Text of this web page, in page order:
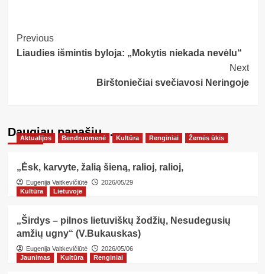
Post
Navigation
Previous
Liaudies išmintis byloja: „Mokytis niekada nevėlu“
Next
Birštoniečiai svečiavosi Neringoje
Daugiau panašių…
Aktualijos Bendruomenė Kultūra Renginiai Žemės ūkis
„Ėsk, karvyte, žalią šieną, ralioj, ralioj,
Eugenija Vaitkevičiūtė
2026/05/29
Kultūra
Lietuvoje
„Širdys – pilnos lietuviškų žodžių, Nesudegusių
amžių ugny“ (V.Bukauskas)
Eugenija Vaitkevičiūtė
2026/05/06
Jaunimas
Kultūra Renginiai